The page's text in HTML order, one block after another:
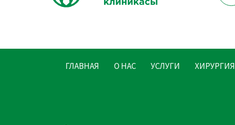
ГЛАВНАЯ О НАС УСЛУГИ ХИРУРГИЯ